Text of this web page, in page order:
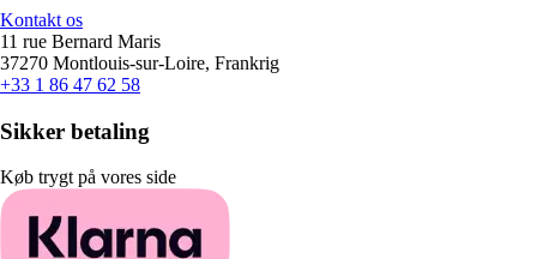
Kontakt os
11 rue Bernard Maris
37270 Montlouis-sur-Loire, Frankrig
+33 1 86 47 62 58
Sikker betaling
Køb trygt på vores side